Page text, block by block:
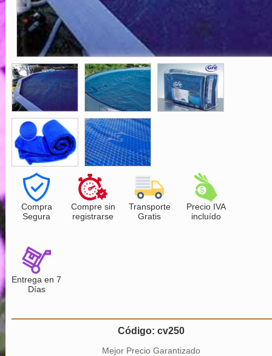
Compra
Segura
Compre sin
registrarse
Transporte
Gratis
Precio IVA
incluído
Entrega en 7
Días
Código: cv250
Mejor Precio Garantizado